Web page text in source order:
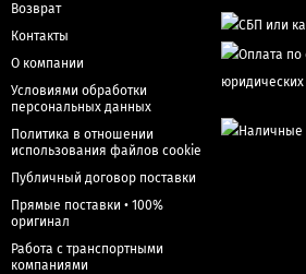
Возврат
Контакты
О компании
Условиями обработки
персональных данных
Политика в отношении
использования файлов cookie
Публичный договор поставки
Прямые поставки • 100%
оригинал
Работа с транспортными
компаниями